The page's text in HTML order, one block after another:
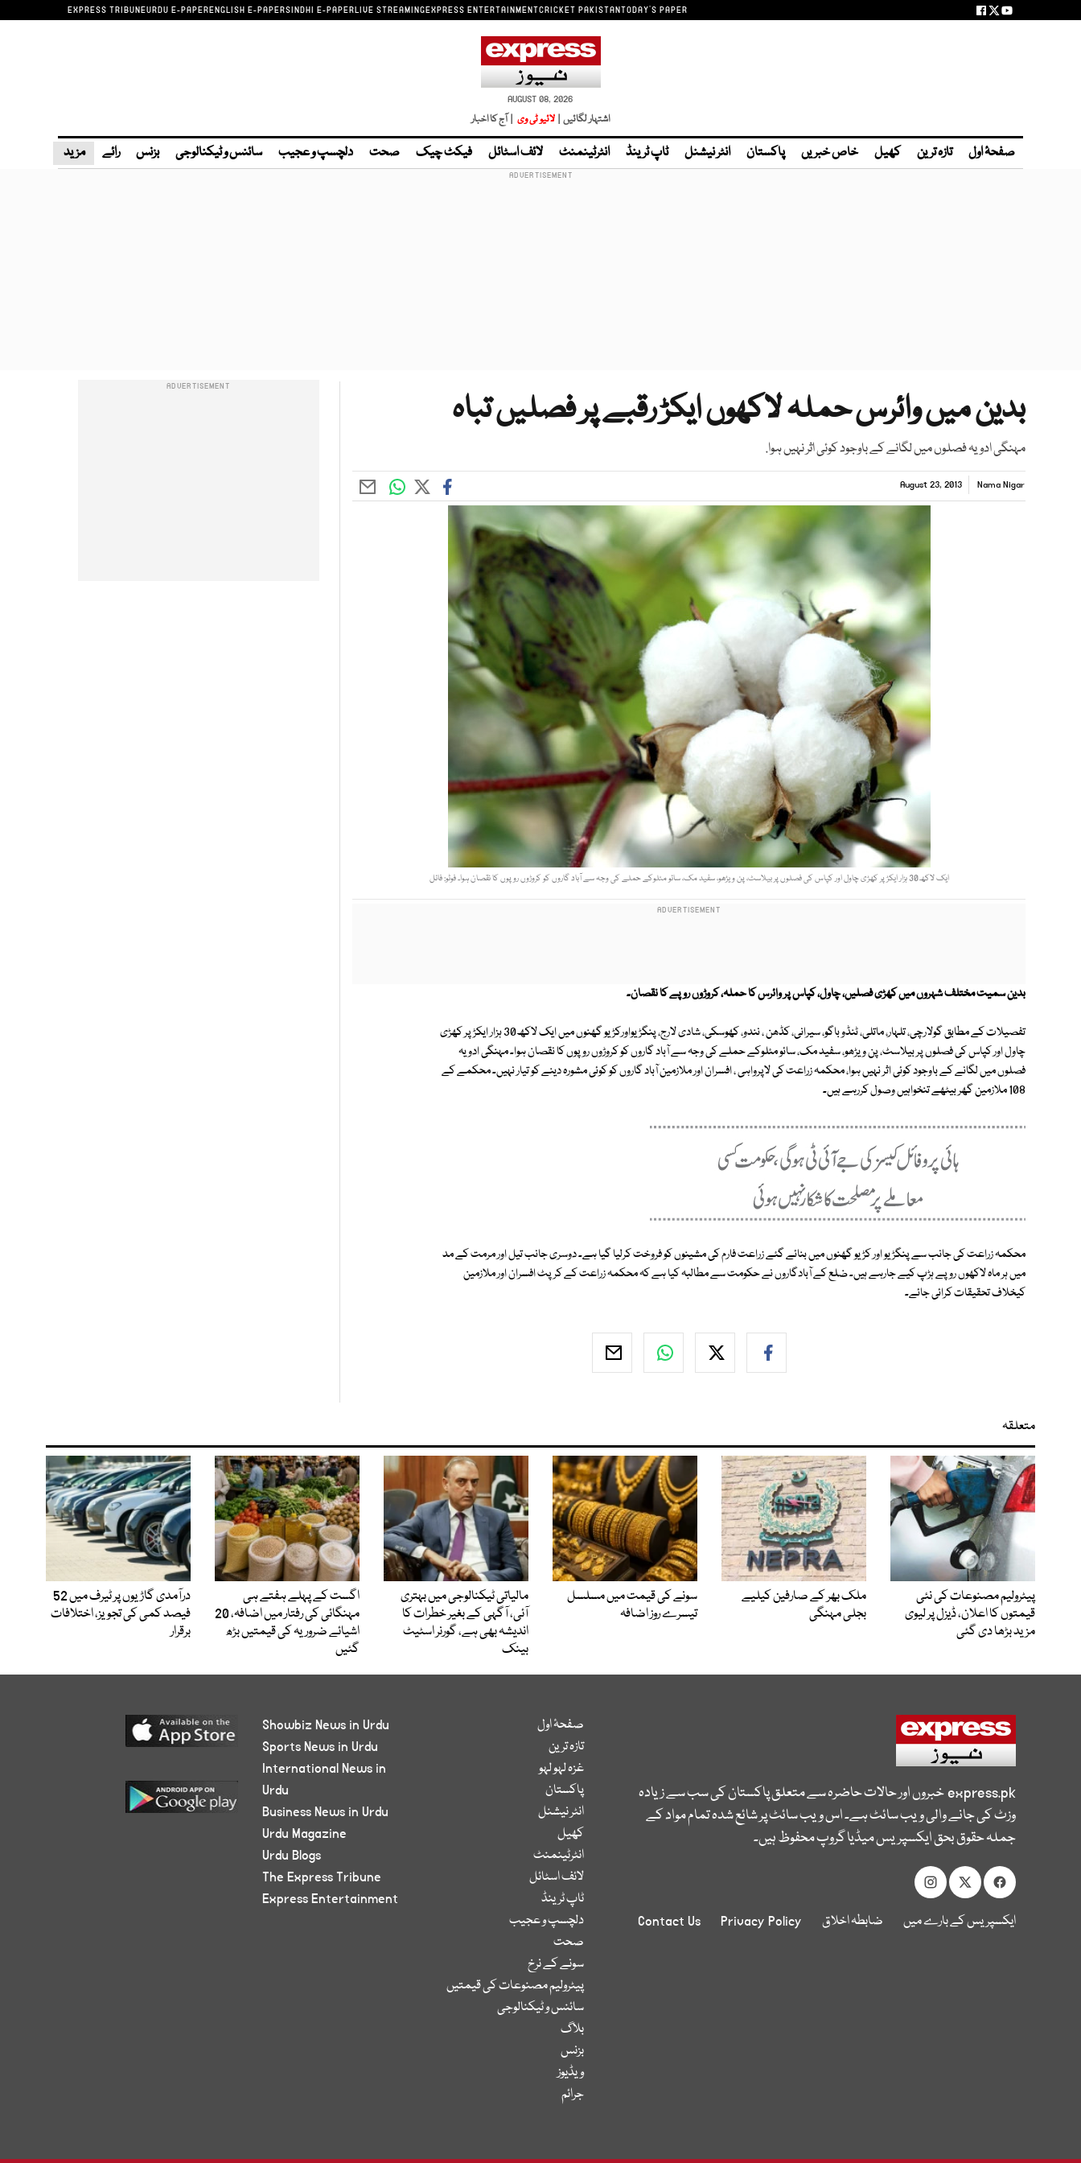
EXPRESS TRIBUNEURDU E-PAPERENGLISH E-PAPERSINDHI E-PAPERLIVE STREAMINGEXPRESS ENTERTAINMENTCRICKET PAKISTANTODAY'S PAPER
AUGUST 08, 2026
اشتہار لگائیں | لائیو ٹی وی | آج کا اخبار
صفحۂ اول تازہ ترین کھیل خاص خبریں پاکستان انٹر نیشنل ٹاپ ٹرینڈ انٹرٹینمنٹ لائف اسٹائل فیکٹ چیک صحت دلچسپ و عجیب سائنس و ٹیکنالوجی بزنس رائے مزید
بدین میں وائرس حملہ لاکھوں ایکڑ رقبے پر فصلیں تباہ
مہنگی ادویہ فصلوں میں لگانے کے باوجود کوئی اثر نہیں ہوا.
Nama Nigar
August 23, 2013
ایک لاکھ30 ہزار ایکڑ پر کھڑی چاول اور کپاس کی فصلوں پر بیلاسٹ، پن ویڑھو، سفید مک، سائو مئلوکے حملے کی وجہ سے آباد گاروں کو کروڑوں روپوں کا نقصان ہوا۔ فوٹو: فائل
بدین سمیت مختلف شہروں میں کھڑی فصلیں، چاول، کپاس پر وائرس کا حملہ، کروڑوں روپے کا نقصان۔
تفصیلات کے مطابق گولارچی، تلہار، ماتلی، ٹنڈو باگو، سیرانی، کڈھن ، نندو، کھوسکی، شادی لارج، پنگڑیواورکڑیو گھنوں میں ایک لاکھ30 ہزار ایکڑ پر کھڑی
چاول اور کپاس کی فصلوں پر بیلاسٹ، پن ویڑھو، سفید مک، سائو مئلوکے حملے کی وجہ سے آباد گاروں کو کروڑوں روپوں کا نقصان ہوا۔ مہنگی ادویہ
فصلوں میں لگانے کے باوجود کوئی اثر نہیں ہوا، محکمہ زراعت کی لاپرواہی ، افسران اور ملازمین آباد گاروں کو کوئی مشورہ دینے کو تیار نہیں۔ محکمے کے
108 ملازمین گھر بیٹھے تنخواہیں وصول کررہے ہیں۔
محکمہ زراعت کی جانب سے پنگڑیو اور کڑیو گھنوں میں بنائے گئے زراعت فارم کی مشینوں کو فروخت کرلیا گیا ہے۔ دوسری جانب تیل اور مرمت کے مد
میں ہر ماہ لاکھوں روپے ہڑپ کیے جارہے ہیں۔ ضلع کے آبادگاروں نے حکومت سے مطالبہ کیا ہے کہ محکمہ زراعت کے کرپٹ افسران اور ملازمین
کیخلاف تحقیقات کرائی جائے۔
متعلقہ
پیٹرولیم مصنوعات کی نئی
قیمتوں کا اعلان، ڈیزل پر لیوی
مزید بڑھا دی گئی
ملک بھر کے صارفین کیلیے
بجلی مہنگی
سونے کی قیمت میں مسلسل
تیسرے روز اضافہ
مالیاتی ٹیکنالوجی میں بہتری
آئی، آگہی کے بغیر خطرات کا
اندیشہ بھی ہے، گورنر اسٹیٹ
بینک
اگست کے پہلے ہفتے ہی
مہنگائی کی رفتار میں اضافہ، 20
اشیائے ضروریہ کی قیمتیں بڑھ
گئیں
درآمدی گاڑیوں پر ٹیرف میں 52
فیصد کمی کی تجویز، اختلافات
برقرار
express.pkخبروں اور حالات حاضرہ سے متعلق پاکستان کی سب سے زیادہ
وزٹ کی جانے والی ویب سائٹ ہے۔ اس ویب سائٹ پر شائع شدہ تمام مواد کے
جملہ حقوق بحق ایکسپریس میڈیا گروپ محفوظ ہیں۔
ایکسپریس کے بارے میں ضابطہ اخلاق Privacy Policy
Contact Us
صفحۂ اول
تازہ ترین
غزہ لہو لہو
پاکستان
انٹر نیشنل
کھیل
انٹرٹینمنٹ
لائف اسٹائل
ٹاپ ٹرینڈ
دلچسپ و عجیب
صحت
سونے کے نرخ
پیٹرولیم مصنوعات کی قیمتیں
سائنس و ٹیکنالوجی
بلاگ
بزنس
ویڈیوز
جرائم
Showbiz News in Urdu
Sports News in Urdu
International News in
Urdu
Business News in Urdu
Urdu Magazine
Urdu Blogs
The Express Tribune
Express Entertainment